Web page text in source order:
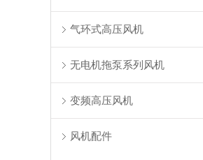
气环式高压风机
无电机拖泵系列风机
变频高压风机
风机配件